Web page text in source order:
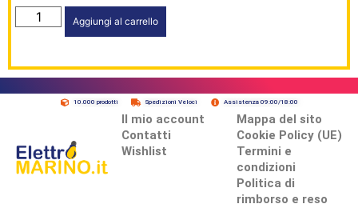
Aggiungi al carrello
10.000 prodotti Spedizioni Veloci Assistenza 09:00/18:00
Il mio account
Contatti
Wishlist
Mappa del sito
Cookie Policy (UE)
Termini e
condizioni
Politica di
rimborso e reso